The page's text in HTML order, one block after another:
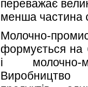
переважає
менша частина
Молочно-
формується на
і молочно-